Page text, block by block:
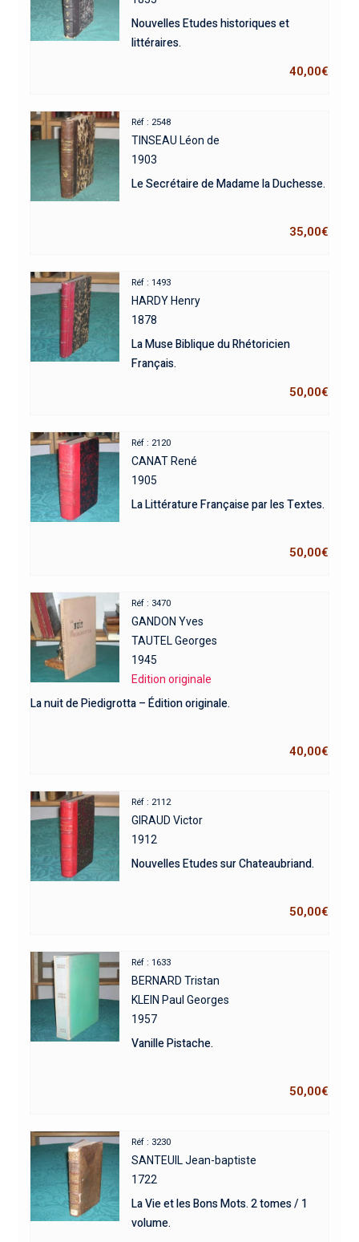
Nouvelles Etudes historiques et
littéraires.
40,00€
Réf : 2548
TINSEAU Léon de
1903
Le Secrétaire de Madame la Duchesse.
35,00€
Réf : 1493
HARDY Henry
1878
La Muse Biblique du Rhétoricien
Français.
50,00€
Réf : 2120
CANAT René
1905
La Littérature Française par les Textes.
50,00€
Réf : 3470
GANDON Yves
TAUTEL Georges
1945
Edition originale
La nuit de Piedigrotta – Édition originale.
40,00€
Réf : 2112
GIRAUD Victor
1912
Nouvelles Etudes sur Chateaubriand.
50,00€
Réf : 1633
BERNARD Tristan
KLEIN Paul Georges
1957
Vanille Pistache.
50,00€
Réf : 3230
SANTEUIL Jean-baptiste
1722
La Vie et les Bons Mots. 2 tomes / 1
volume.